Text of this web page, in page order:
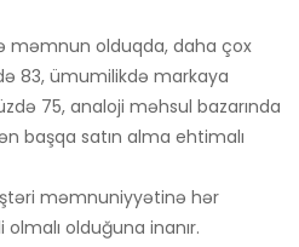
məmnun olduqda, daha çox
83, ümumilikdə markaya
75, analoji məhsul bazarında
başqa satın alma ehtimalı
məmnuniyyətinə hər
olduğuna inanır.